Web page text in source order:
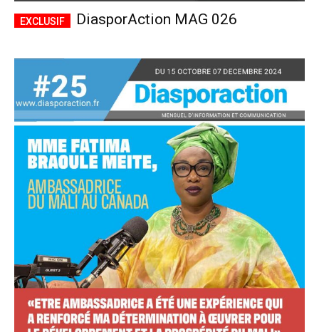
Accès complet
$22 / anplaceholder text
Tous les articles
Annonces
ANNUEL MENSUEL
CHOISIR LE FORFAIT
DiasporAction MAG 026